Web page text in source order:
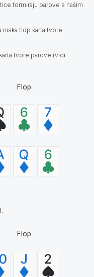
formiraju parove s našim
flop karta tvore
tvore parove (vidi
Flop
Flop